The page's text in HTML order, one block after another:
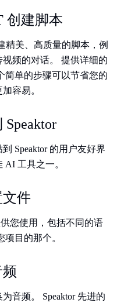
创建脚本
精美、高质量的脚本，例
频的对话。 提供详细的
简单的步骤可以节省您的
容易。
Speaktor 的用户友好界
AI 工具之一。
文件
您使用，包括不同的语
目的那个。
音频。 Speaktor 先进的